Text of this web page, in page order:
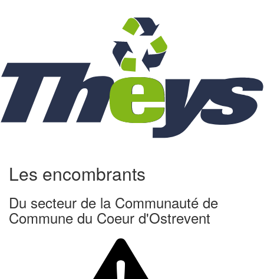
Les encombrants
Du secteur de la Communauté de
Commune du Coeur d'Ostrevent